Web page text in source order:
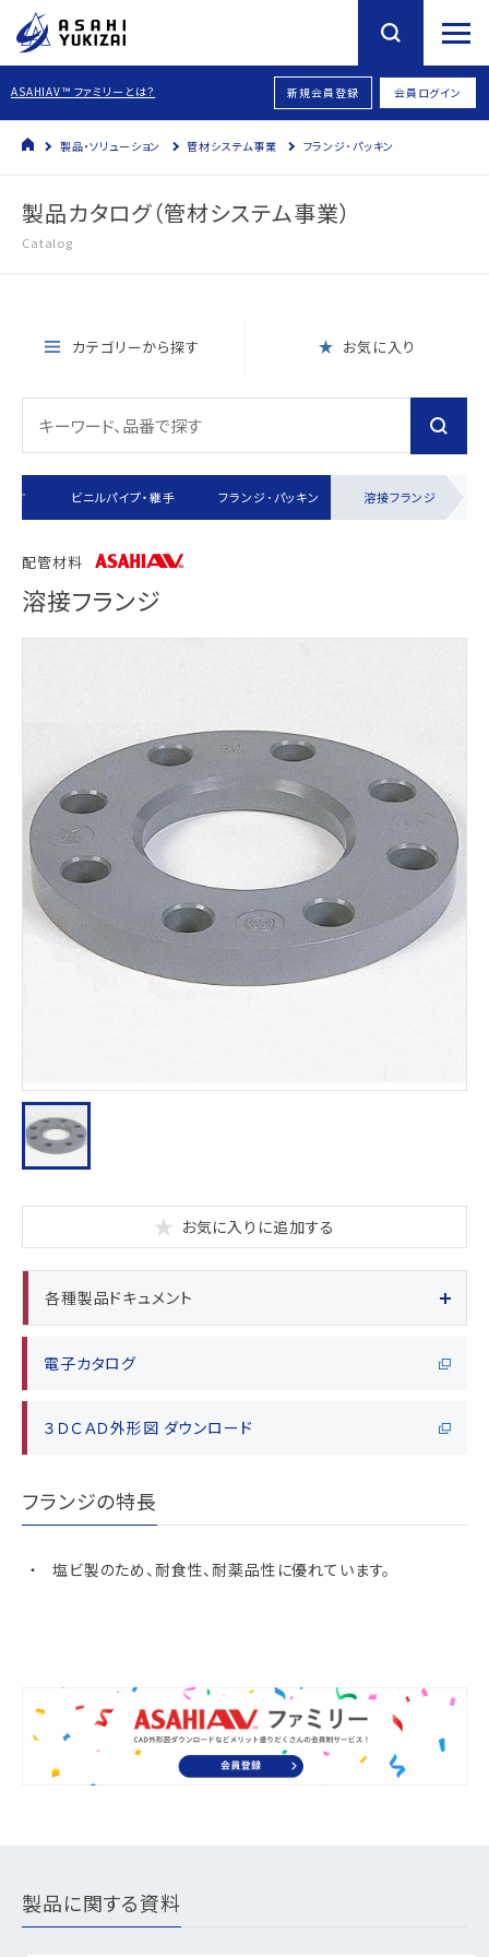
ASAHIAV™ ファミリーとは？ 新規会員登録 会員ログイン
製品・ソリューション 管材システム事業 フランジ･パッキン
製品カタログ（管材システム事業）
Catalog
カテゴリーから探す お気に入り
す ビニルパイプ・継手 フランジ･パッキン 溶接フランジ
配管材料
溶接フランジ
お気に入りに追加する
各種製品ドキュメント
電子カタログ
３ＤＣＡＤ外形図 ダウンロード
フランジの特長
塩ビ製のため、耐食性、耐薬品性に優れています。
製品に関する資料